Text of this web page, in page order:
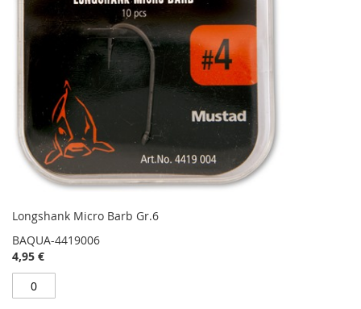
Longshank Micro Barb Gr.6
BAQUA-4419006
4,95 €